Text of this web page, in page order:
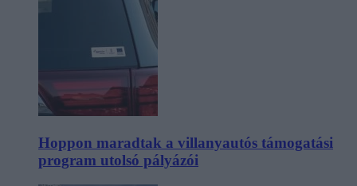
Hoppon maradtak a villanyautós támogatási
program utolsó pályázói